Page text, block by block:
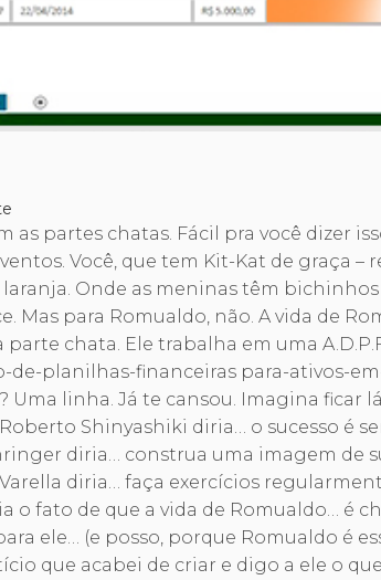
as partes chatas. Fácil pra você dizer
Você, que tem Kit-Kat de graça –
Onde as meninas têm bichinhos
Mas para Romualdo, não. A vida de
parte chata. Ele trabalha em uma
de-planilhas-financeiras para-ativos-
Uma linha. Já te cansou. Imagina ficar lá
Shinyashiki diria… o sucesso é
diria… construa uma imagem de
diria… faça exercícios
o fato de que a vida de Romualdo… é
ele… (e posso, porque Romualdo é
que acabei de criar e digo a ele o